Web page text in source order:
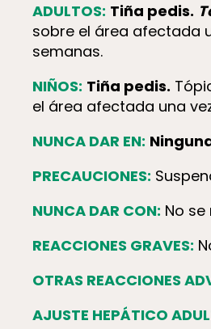
ADULTOS: Tiña pedis.
sobre el área afectada
semanas.
NIÑOS: Tiña pedis.
el área afectada una
NUNCA DAR EN:
PRECAUCIONES:
NUNCA DAR CON: No
REACCIONES GRAVES:
OTRAS REACCIONES
AJUSTE HEPÁTICO